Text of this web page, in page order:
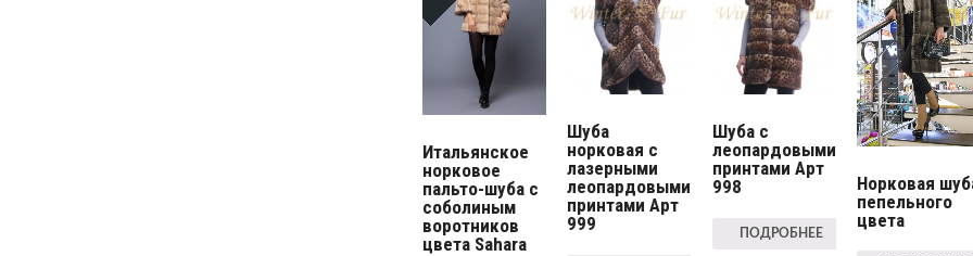
Итальянское
норковое
пальто-шуба с
соболиным
воротников
цвета Sahara
Шуба
норковая с
лазерными
леопардовыми
принтами Арт
999
Шуба с
леопардовыми
принтами Арт
998
ПОДРОБНЕЕ
Норковая
пепельного
цвета